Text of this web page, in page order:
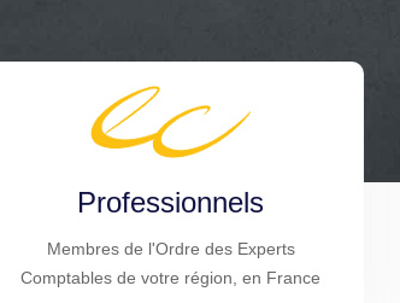
Professionnels
Membres de l'Ordre des Experts
Comptables de votre région, en France